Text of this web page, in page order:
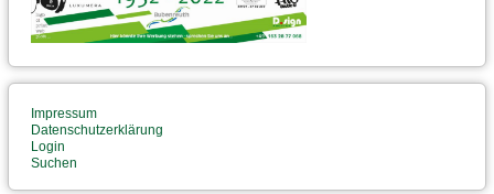
Impressum
Datenschutzerklärung
Login
Suchen